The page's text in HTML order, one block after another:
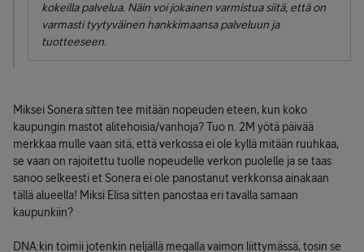
kokeilla palvelua. Näin voi jokainen varmistua siitä, että on
varmasti tyytyväinen hankkimaansa palveluun ja
tuotteeseen.
Miksei Sonera sitten tee mitään nopeuden eteen, kun koko
kaupungin mastot alitehoisia/vanhoja? Tuo n. 2M yötä päivää
merkkaa mulle vaan sitä, että verkossa ei ole kyllä mitään ruuhkaa,
se vaan on rajoitettu tuolle nopeudelle verkon puolelle ja se taas
sanoo selkeesti et Sonera ei ole panostanut verkkonsa ainakaan
tällä alueella! Miksi Elisa sitten panostaa eri tavalla samaan
kaupunkiin?
DNA:kin toimii jotenkin neljällä megalla vaimon liittymässä, tosin se